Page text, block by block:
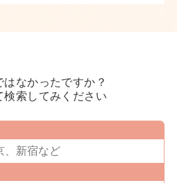
なかったですか？
検索してみください